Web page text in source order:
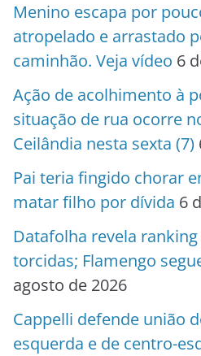
Menino escapa por
atropelado e arrastado
caminhão. Veja vídeo 6
Ação de acolhimento à
situação de rua ocorre
Ceilândia nesta sexta (7)
Pai teria fingido chorar
matar filho por dívida 6
Datafolha revela
torcidas; Flamengo
agosto de 2026
Cappelli defende união
esquerda e de centro-